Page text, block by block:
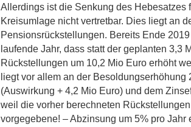
Allerdings ist die Senkung des Hebesatzes
Kreisumlage nicht vertretbar. Dies liegt an
Pensionsrückstellungen. Bereits Ende
laufende Jahr, dass statt der geplanten 3,3
Rückstellungen um 10,2 Mio Euro erhöht
liegt vor allem an der Besoldungserhöhung
(Auswirkung + 4,2 Mio Euro) und dem
weil die vorher berechneten
vorgegebene! – Abzinsung um 5% pro Jahr